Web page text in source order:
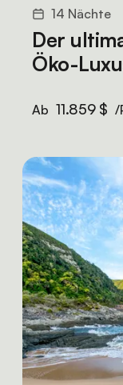
14 Nächte
Der
Öko-
Ab 11.859 $ /